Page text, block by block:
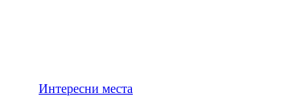
Интересни места